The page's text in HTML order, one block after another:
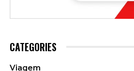
CATEGORIES
Viagem